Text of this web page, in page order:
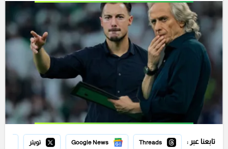
تابعنا عبر : Threads
Google News تويتر